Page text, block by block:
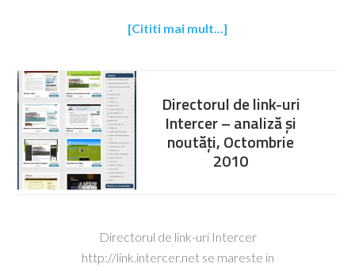
[Cititi mai mult...]
Directorul de link-uri
Intercer – analiză și
noutăți, Octombrie
2010
Directorul de link-uri Intercer
http://link.intercer.net se mareste in